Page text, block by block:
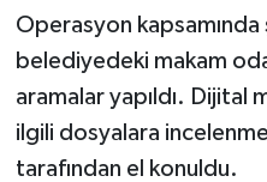
Operasyon kapsamında
belediyedeki makam
aramalar yapıldı. Dijital
ilgili dosyalara
tarafından el konuldu.